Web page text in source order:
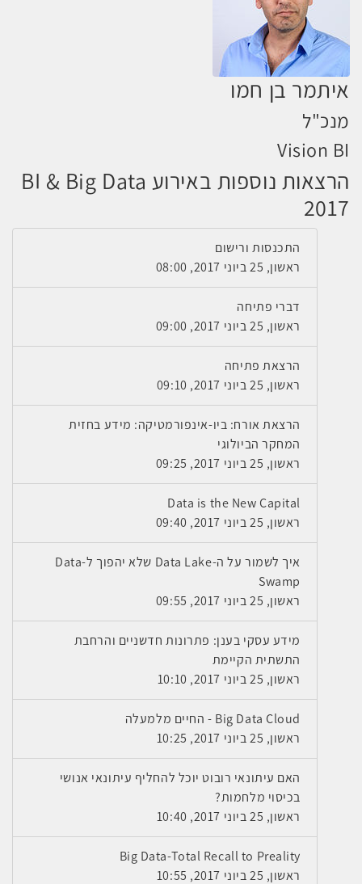
איתמר בן חמו
מנכ"ל
Vision BI
הרצאות נוספות באירוע BI & Big Data
2017
התכנסות ורישום
ראשון, 25 ביוני 2017, 08:00
דברי פתיחה
ראשון, 25 ביוני 2017, 09:00
הרצאת פתיחה
ראשון, 25 ביוני 2017, 09:10
הרצאת אורח: ביו-אינפורמטיקה: מידע בחזית
המחקר הביולוגי
ראשון, 25 ביוני 2017, 09:25
Data is the New Capital
ראשון, 25 ביוני 2017, 09:40
איך לשמור על ה-Data Lake שלא יהפוך ל-Data
Swamp
ראשון, 25 ביוני 2017, 09:55
מידע עסקי בענן: פתרונות חדשניים והרחבת
התשתית הקיימת
ראשון, 25 ביוני 2017, 10:10
Big Data Cloud - החיים מלמעלה
ראשון, 25 ביוני 2017, 10:25
האם עיתונאי רובוט יוכל להחליף עיתונאי אנושי
בכיסוי מלחמות?
ראשון, 25 ביוני 2017, 10:40
Big Data-Total Recall to Preality
ראשון, 25 ביוני 2017, 10:55